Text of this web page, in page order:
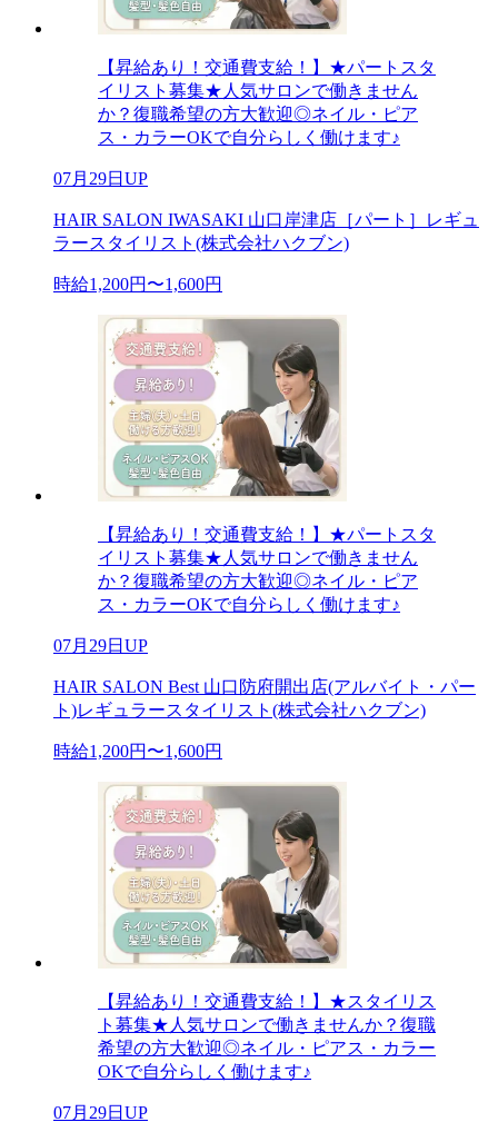
【昇給あり！交通費支給！】★パートスタ
イリスト募集★人気サロンで働きません
か？復職希望の方大歓迎◎ネイル・ピア
ス・カラーOKで自分らしく働けます♪
07月29日UP
HAIR SALON IWASAKI 山口岸津店［パート］レギュ
ラースタイリスト(株式会社ハクブン)
時給1,200円〜1,600円
【昇給あり！交通費支給！】★パートスタ
イリスト募集★人気サロンで働きません
か？復職希望の方大歓迎◎ネイル・ピア
ス・カラーOKで自分らしく働けます♪
07月29日UP
HAIR SALON Best 山口防府開出店(アルバイト・パー
ト)レギュラースタイリスト(株式会社ハクブン)
時給1,200円〜1,600円
【昇給あり！交通費支給！】★スタイリス
ト募集★人気サロンで働きませんか？復職
希望の方大歓迎◎ネイル・ピアス・カラー
OKで自分らしく働けます♪
07月29日UP